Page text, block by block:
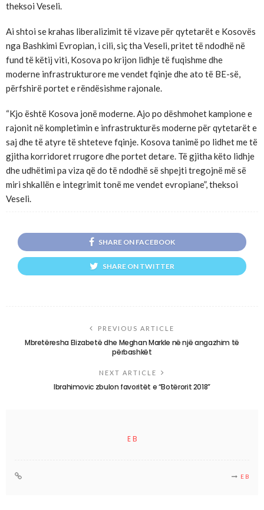
theksoi Veseli.
Ai shtoi se krahas liberalizimit të vizave për qytetarët e Kosovës
nga Bashkimi Evropian, i cili, siç tha Veseli, pritet të ndodhë në
fund të këtij viti, Kosova po krijon lidhje të fuqishme dhe
moderne infrastrukturore me vendet fqinje dhe ato të BE-së,
përfshirë portet e rëndësishme rajonale.
“Kjo është Kosova jonë moderne. Ajo po dëshmohet kampione e
rajonit në kompletimin e infrastrukturës moderne për qytetarët e
saj dhe të atyre të shteteve fqinje. Kosova tanimë po lidhet me të
gjitha korridoret rrugore dhe portet detare. Të gjitha këto lidhje
dhe udhëtimi pa viza që do të ndodhë së shpejti tregojnë më së
miri shkallën e integrimit tonë me vendet evropiane”, theksoi
Veseli.
SHARE ON FACEBOOK
SHARE ON TWITTER
PREVIOUS ARTICLE
Mbretëresha Elizabetë dhe Meghan Markle në një angazhim të
përbashkët
NEXT ARTICLE
Ibrahimovic zbulon favoritët e “Botërorit 2018”
E B
E B